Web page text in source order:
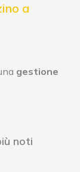
a
gestione
noti